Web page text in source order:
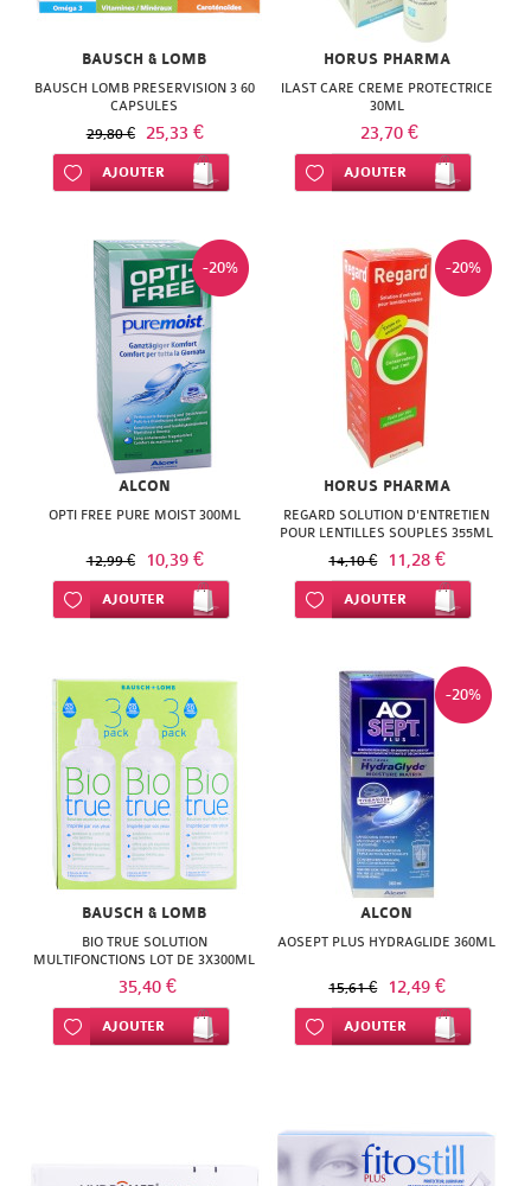
PEDIAKID
PHYSCIENCE
PHYTEA
PILEJE
QUINTON
SANTE
VERTE
DIET
URGO
NATURACTIVE
NATURESYSTEM
PHYTAROMASOL
AROMS
PLANTER'S
PRANAROM
SANOFLORE
SOLGAR
WELEDA
BAUSCH & LOMB
BAUSCH LOMB PRESERVISION 3 60
CAPSULES
29,80 € 25,33 €
Ajouter à ma liste d’envie
AJOUTER
HORUS PHARMA
ILAST CARE CREME PROTECTRICE
30ML
23,70 €
Ajouter à ma liste d’envie
AJOUTER
-20%
ALCON
OPTI FREE PURE MOIST 300ML
12,99 € 10,39 €
Ajouter à ma liste d’envie
AJOUTER
-20%
HORUS PHARMA
REGARD SOLUTION D'ENTRETIEN
POUR LENTILLES SOUPLES 355ML
14,10 € 11,28 €
Ajouter à ma liste d’envie
AJOUTER
BAUSCH & LOMB
BIO TRUE SOLUTION
MULTIFONCTIONS LOT DE 3X300ML
35,40 €
Ajouter à ma liste d’envie
AJOUTER
-20%
ALCON
AOSEPT PLUS HYDRAGLIDE 360ML
15,61 € 12,49 €
Ajouter à ma liste d’envie
AJOUTER